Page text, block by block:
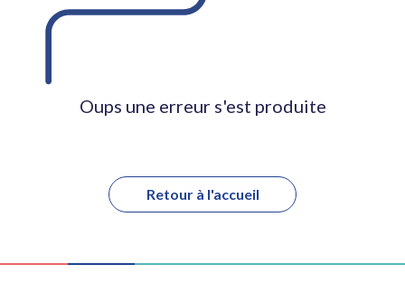
Oups une erreur s'est produite
Retour à l'accueil